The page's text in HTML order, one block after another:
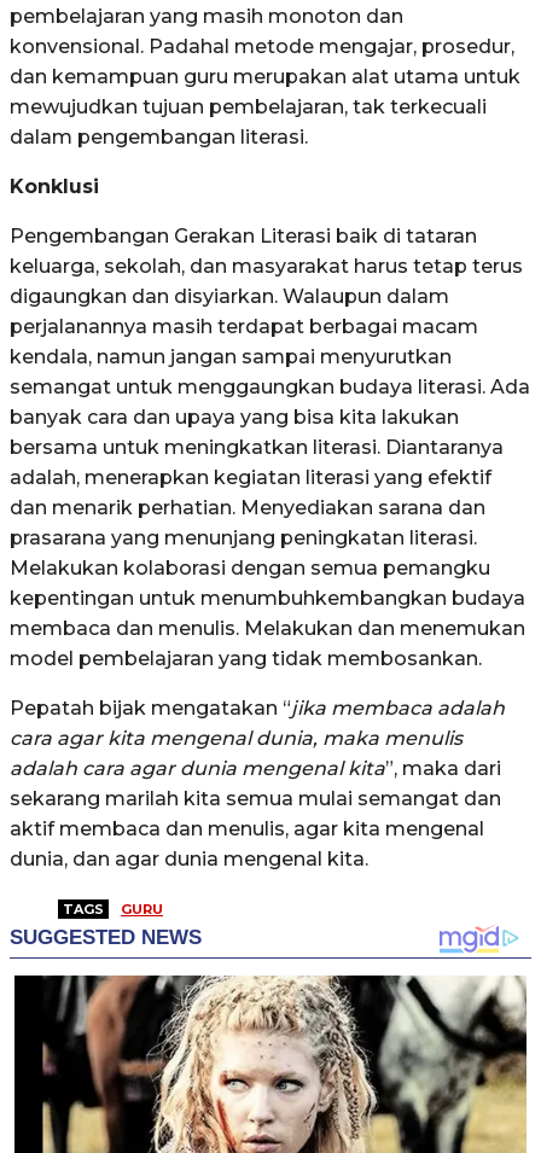
pembelajaran yang masih monoton dan
konvensional. Padahal metode mengajar, prosedur,
dan kemampuan guru merupakan alat utama untuk
mewujudkan tujuan pembelajaran, tak terkecuali
dalam pengembangan literasi.
Konklusi
Pengembangan Gerakan Literasi baik di tataran
keluarga, sekolah, dan masyarakat harus tetap terus
digaungkan dan disyiarkan. Walaupun dalam
perjalanannya masih terdapat berbagai macam
kendala, namun jangan sampai menyurutkan
semangat untuk menggaungkan budaya literasi. Ada
banyak cara dan upaya yang bisa kita lakukan
bersama untuk meningkatkan literasi. Diantaranya
adalah, menerapkan kegiatan literasi yang efektif
dan menarik perhatian. Menyediakan sarana dan
prasarana yang menunjang peningkatan literasi.
Melakukan kolaborasi dengan semua pemangku
kepentingan untuk menumbuhkembangkan budaya
membaca dan menulis. Melakukan dan menemukan
model pembelajaran yang tidak membosankan.
Pepatah bijak mengatakan “jika membaca adalah
cara agar kita mengenal dunia, maka menulis
adalah cara agar dunia mengenal kita”, maka dari
sekarang marilah kita semua mulai semangat dan
aktif membaca dan menulis, agar kita mengenal
dunia, dan agar dunia mengenal kita.
TAGS GURU